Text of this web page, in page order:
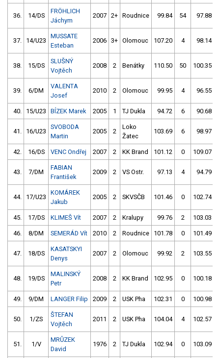
36. 14/DS
FRÖHLICH
Jáchym
2007 2+ Roudnice 99.84 54 97.88
37. 14/U23
MUSSATE
Esteban
2006 3+ Olomouc 107.20 4 98.14
38. 15/DS
SLUŠNÝ
Vojtěch
2008 2 Benátky 110.50 50 100.35
39. 6/DM
VALENTA
Josef
2010 2 Olomouc 99.95 4 96.55
40. 15/U23 BÍZEK Marek 2005 1 TJ Dukla 94.72 6 90.68
41. 16/U23
SVOBODA
Martin
2005 2
Loko
Žatec
103.69 6 98.97
42. 16/DS VENC Ondřej 2007 2 KK Brand 101.12 0 109.07
43. 7/DM
FABIAN
František
2009 2 VS Ostr. 97.13 4 94.79
44. 17/U23
KOMÁREK
Jakub
2005 2 SKVSČB 101.46 0 102.74
45. 17/DS KLIMEŠ Vít 2007 2 Kralupy 99.76 2 103.03
46. 8/DM SEMERÁD Vít 2010 2 Roudnice 101.78 0 101.49
47. 18/DS
KASATSKYI
Denys
2007 2 Olomouc 99.92 2 103.55
48. 19/DS
MALINSKÝ
Petr
2008 2 KK Brand 102.95 0 100.18
49. 9/DM LANGER Filip 2009 2 USK Pha 102.31 0 100.98
50. 1/ZS
ŠTEFAN
Vojtěch
2011 2 USK Pha 104.04 4 102.57
51. 1/V
MRŮZEK
David
1976 2 TJ Dukla 102.94 0 103.09